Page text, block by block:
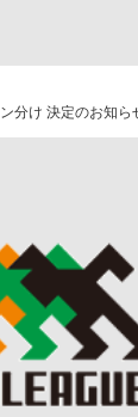
分け 決定のお知ら